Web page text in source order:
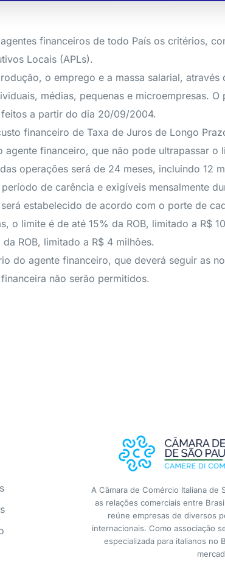
financeiros de todo País os critérios,
Locais (APLs).
o emprego e a massa salarial,
médias, pequenas e microempresas.
a partir do dia 20/09/2004.
financeiro de Taxa de Juros de Longo
agente financeiro, que não pode ultrapassar o
operações será de 24 meses, incluindo 12
de carência e exigíveis mensalmente
estabelecido de acordo com o porte de
o limite é de até 15% da ROB, limitado a R$
ROB, limitado a R$ 4 milhões.
do agente financeiro, que deverá seguir as
não serão permitidos.
A Câmara de Comércio Italiana de
as relações comerciais entre
reúne empresas de diversos
internacionais. Como associação
especializada para italianos no